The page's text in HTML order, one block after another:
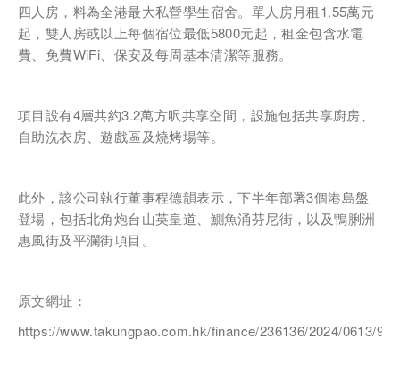
電話
感興趣範疇(可多選)
四人房，料為全港最大私營學生宿舍。單人房月租1.55萬元
起，雙人房或以上每個宿位最低5800元起，租金包含水電
費、免費WiFi、保安及每周基本清潔等服務。
項目設有4層共約3.2萬方呎共享空間，設施包括共享廚房、
自助洗衣房、遊戲區及燒烤場等。
此外，該公司執行董事程德韻表示，下半年部署3個港島盤
登場，包括北角炮台山英皇道、鰂魚涌芬尼街，以及鴨脷洲
惠風街及平瀾街項目。
原文網址：
https://www.takungpao.com.hk/finance/236136/2024/0613/